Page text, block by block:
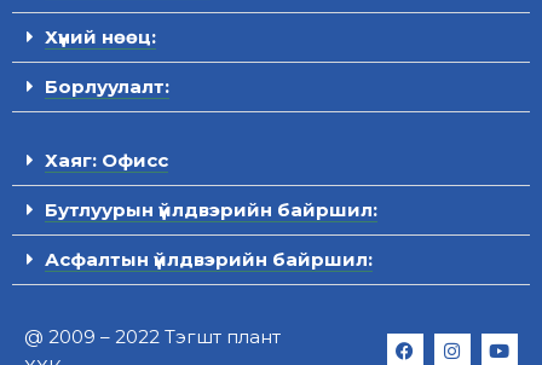
Хүний нөөц:
Борлуулалт:
Хаяг: Офисс
Бутлуурын үйлдвэрийн байршил:
Асфалтын үйлдвэрийн байршил:
@ 2009 – 2022 Тэгшт плант